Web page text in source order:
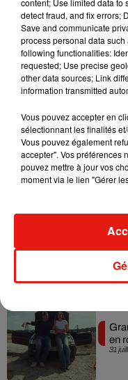
5
4
live
31
en
content; Use limited data to
detect fraud, and fix errors;
Save and communicate
process personal data
following functionalities:
requested; Use precise
other data sources; Link
information transmitted
Vous pouvez accepter en
sélectionnant les finalités
Vous pouvez également
accepter". Vos préférences
pouvez mettre à jour vos
moment via le lien "Gérer